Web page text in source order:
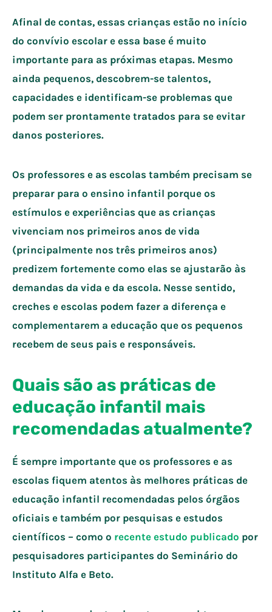
Afinal de contas, essas crianças estão no início
do convívio escolar e essa base é muito
importante para as próximas etapas. Mesmo
ainda pequenos, descobrem-se talentos,
capacidades e identificam-se problemas que
podem ser prontamente tratados para se evitar
danos posteriores.
Os professores e as escolas também precisam se
preparar para o ensino infantil porque os
estímulos e experiências que as crianças
vivenciam nos primeiros anos de vida
(principalmente nos três primeiros anos)
predizem fortemente como elas se ajustarão às
demandas da vida e da escola. Nesse sentido,
creches e escolas podem fazer a diferença e
complementarem a educação que os pequenos
recebem de seus pais e responsáveis.
Quais são as práticas de
educação infantil mais
recomendadas atualmente?
É sempre importante que os professores e as
escolas fiquem atentos às melhores práticas de
educação infantil recomendadas pelos órgãos
oficiais e também por pesquisas e estudos
científicos – como o recente estudo publicado por
pesquisadores participantes do Seminário do
Instituto Alfa e Beto.